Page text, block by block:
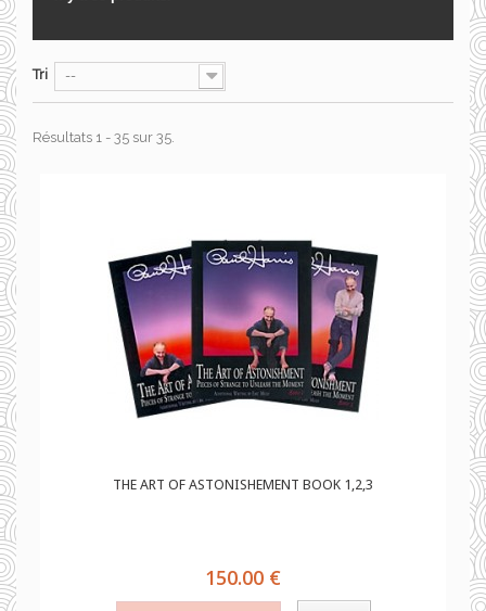
Tri --
Résultats 1 - 35 sur 35.
THE ART OF ASTONISHEMENT BOOK 1,2,3
150.00 €